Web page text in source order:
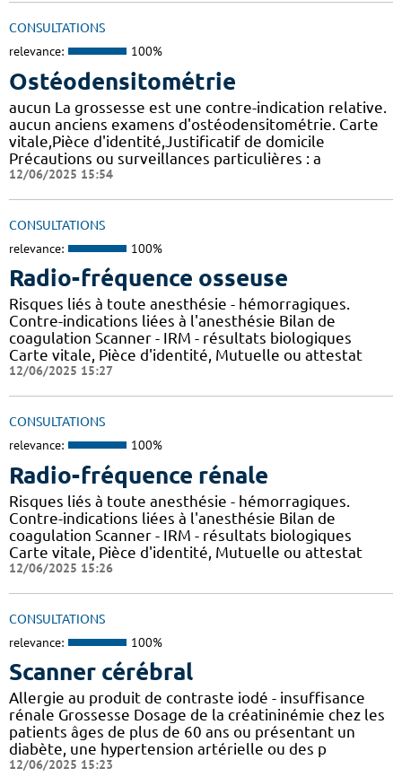
CONSULTATIONS
relevance: 100%
Ostéodensitométrie
aucun La grossesse est une contre-indication relative.
aucun anciens examens d'ostéodensitométrie. Carte
vitale,Pièce d'identité,Justificatif de domicile
Précautions ou surveillances particulières : a
12/06/2025 15:54
CONSULTATIONS
relevance: 100%
Radio-fréquence osseuse
Risques liés à toute anesthésie - hémorragiques.
Contre-indications liées à l'anesthésie Bilan de
coagulation Scanner - IRM - résultats biologiques
Carte vitale, Pièce d'identité, Mutuelle ou attestat
12/06/2025 15:27
CONSULTATIONS
relevance: 100%
Radio-fréquence rénale
Risques liés à toute anesthésie - hémorragiques.
Contre-indications liées à l'anesthésie Bilan de
coagulation Scanner - IRM - résultats biologiques
Carte vitale, Pièce d'identité, Mutuelle ou attestat
12/06/2025 15:26
CONSULTATIONS
relevance: 100%
Scanner cérébral
Allergie au produit de contraste iodé - insuffisance
rénale Grossesse Dosage de la créatininémie chez les
patients âges de plus de 60 ans ou présentant un
diabète, une hypertension artérielle ou des p
12/06/2025 15:23